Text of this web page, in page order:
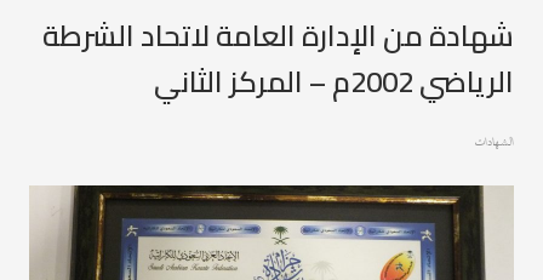
شهادة من الإدارة العامة لاتحاد الشرطة
الرياضي 2002م – المركز الثاني
الشهادات